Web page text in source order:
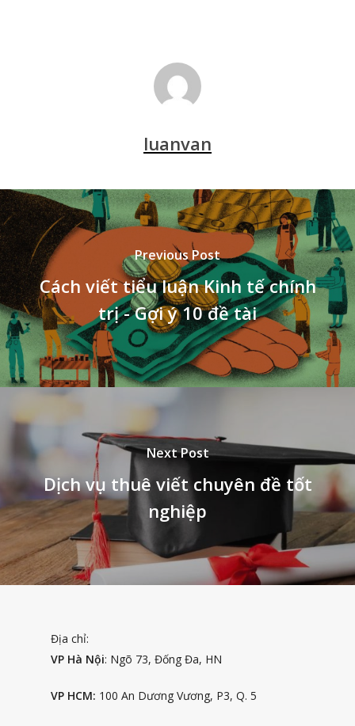
luanvan
Previous Post
Cách viết tiểu luận Kinh tế chính
trị - Gợi ý 10 đề tài
Next Post
Dịch vụ thuê viết chuyên đề tốt
nghiệp
Địa chỉ:
VP Hà Nội: Ngõ 73, Đống Đa, HN
VP HCM: 100 An Dương Vương, P3, Q. 5